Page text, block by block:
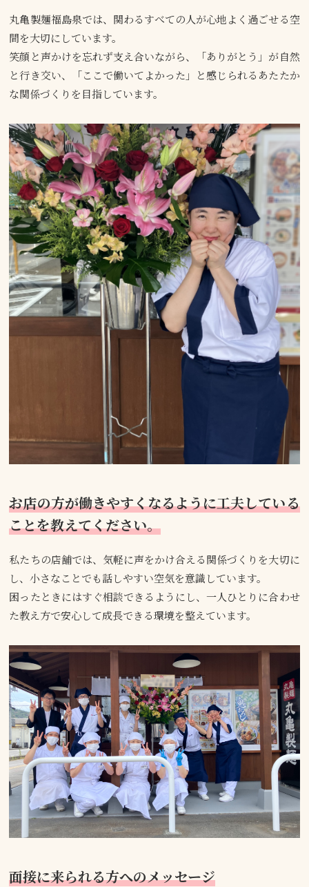
丸亀製麺福島泉では、関わるすべての人が心地よく過ごせる空
間を大切にしています。
笑顔と声かけを忘れず支え合いながら、「ありがとう」が自然
と行き交い、「ここで働いてよかった」と感じられるあたたか
な関係づくりを目指しています。
お店の方が働きやすくなるように工夫している
ことを教えてください。
私たちの店舗では、気軽に声をかけ合える関係づくりを大切に
し、小さなことでも話しやすい空気を意識しています。
困ったときにはすぐ相談できるようにし、一人ひとりに合わせ
た教え方で安心して成長できる環境を整えています。
面接に来られる方へのメッセージ